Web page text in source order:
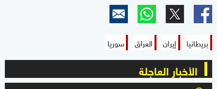
بريطانيا إيران العراق سوريا
الأخبار العاجلة